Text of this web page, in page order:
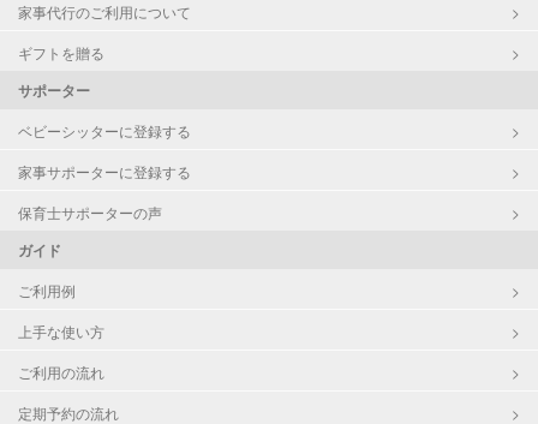
家事代行のご利用について
ギフトを贈る
サポーター
ベビーシッターに登録する
家事サポーターに登録する
保育士サポーターの声
ガイド
ご利用例
上手な使い方
ご利用の流れ
定期予約の流れ